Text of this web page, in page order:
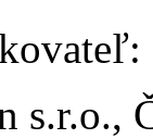
s.r.o.,